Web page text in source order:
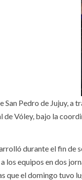
San Pedro de Jujuy, a
de Vóley, bajo la
durante el fin de
los equipos en dos
que el domingo tuvo